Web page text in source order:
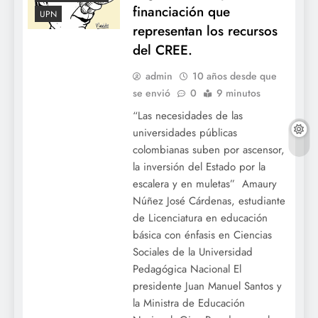
UPN
financiación que
representan los recursos
del CREE.
admin
10 años desde que
se envió
0 9 minutos
“Las necesidades de las
universidades públicas
colombianas suben por ascensor,
la inversión del Estado por la
escalera y en muletas” Amaury
Núñez José Cárdenas, estudiante
de Licenciatura en educación
básica con énfasis en Ciencias
Sociales de la Universidad
Pedagógica Nacional El
presidente Juan Manuel Santos y
la Ministra de Educación